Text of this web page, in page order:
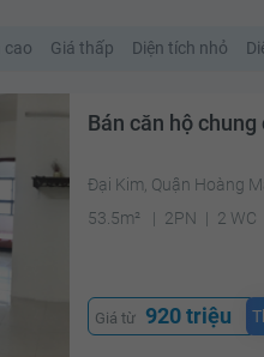
cao Giá thấp Diện tích nhỏ
Bán căn hộ
Đại Kim, Quận Hoàng
53.5m²
2PN 2 WC
Giá từ 920 triệu